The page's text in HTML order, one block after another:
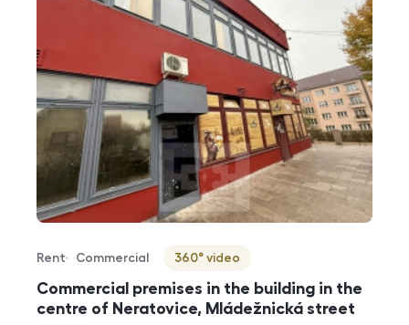
Commercial premises in the building in the
centre of Neratovice, Mládežnická street
Offer type
Rent
Property type
Commercial
Virtuální prohlídka
360° video